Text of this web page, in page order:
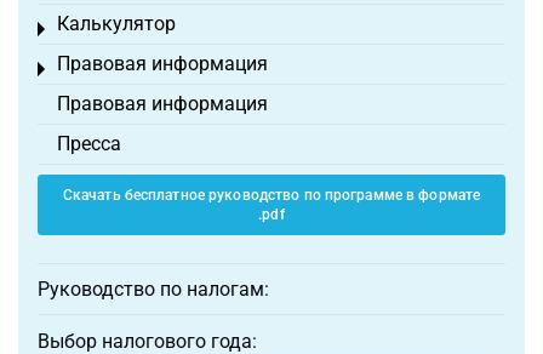
Калькулятор
Toggle menu
Правовая информация
Toggle menu
Правовая информация
Пресса
Скачать бесплатное руководство по программе в формате
.pdf
Руководство по налогам:
Выбор налогового года: